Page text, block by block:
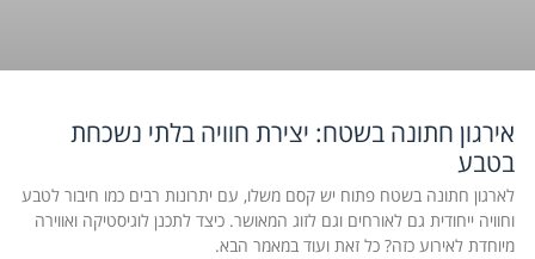
אירגון חתונה בשטח: יצירת חוויה בלתי נשכחת
בטבע
לארגון חתונה בשטח פתוח יש קסם משלו, עם יתרונות רבים כמו חיבור לטבע
וחוויה ייחודית גם לאורחים וגם לזוג המאושר. כיצד לתכנן לוגיסטיקה ואווירה
מיוחדת לאירוע כזה? כל זאת ועוד במאמר הבא.